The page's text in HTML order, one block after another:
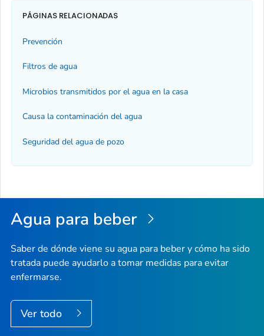
PÁGINAS RELACIONADAS
Prevención
Filtros de agua
Microbios transmitidos por el agua en la casa
Causa la contaminación del agua
Seguridad del agua de pozo
Agua para beber
Saber de dónde viene su agua para beber y cómo ha sido
tratada puede ayudarlo a tomar medidas para evitar
enfermarse.
Ver todo